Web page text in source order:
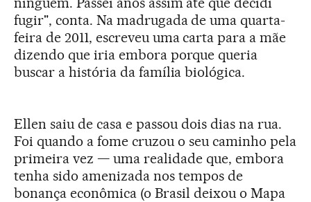
fugir", conta. Na madrugada de uma quarta-
feira de 2011, escreveu uma carta para a mãe
dizendo que iria embora porque queria
buscar a história da família biológica.
Ellen saiu de casa e passou dois dias na rua.
Foi quando a fome cruzou o seu caminho pela
primeira vez — uma realidade que, embora
tenha sido amenizada nos tempos de
bonança econômica (o Brasil deixou o Mapa